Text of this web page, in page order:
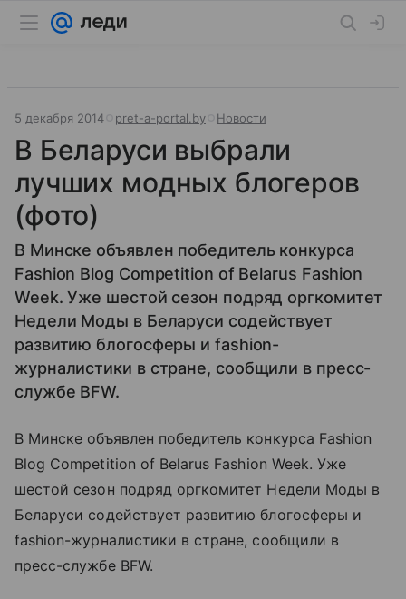
5 декабря 2014 pret-a-portal.by Новости
В Беларуси выбрали
лучших модных блогеров
(фото)
В Минске объявлен победитель конкурса
Fashion Blog Competition of Belarus Fashion
Week. Уже шестой сезон подряд оргкомитет
Недели Моды в Беларуси содействует
развитию блогосферы и fashion-
журналистики в стране, сообщили в пресс-
службе BFW.
В Минске объявлен победитель конкурса Fashion
Blog Competition of Belarus Fashion Week. Уже
шестой сезон подряд оргкомитет Недели Моды в
Беларуси содействует развитию блогосферы и
fashion-журналистики в стране, сообщили в
пресс-службе BFW.